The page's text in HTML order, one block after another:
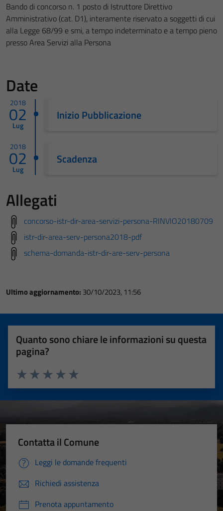
Bando di concorso n. 1 posto di Istruttore Direttivo
Amministrativo (cat. D1), interamente riservato a soggetti di cui
alla Legge 68/99 e smi, a tempo indeterminato e a tempo pieno
presso Area Servizi alla Persona
Date
2018
02
Lug
Inizio Pubblicazione
2018
02
Lug
Scadenza
Allegati
concorso-istr-dir-area-servizi-persona-RINVIO20180709
istr-dir-area-serv-persona2018-pdf
schema-domanda-istr-dir-are-serv-persona
Ultimo aggiornamento: 30/10/2023, 11:56
Quanto sono chiare le informazioni su questa
pagina?
Valuta 5 stelle su 5
Valuta 4 stelle su 5
Valuta 3 stelle su 5
Valuta 2 stelle su 5
Valuta 1 stelle su 5
Contatta il Comune
Leggi le domande frequenti
Richiedi assistenza
Prenota appuntamento